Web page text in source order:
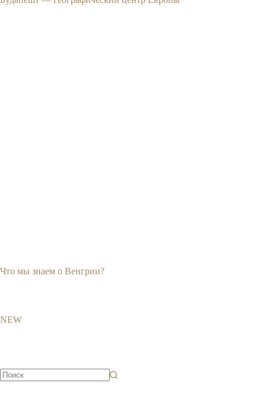
Что мы знаем о Венгрии?
NEW